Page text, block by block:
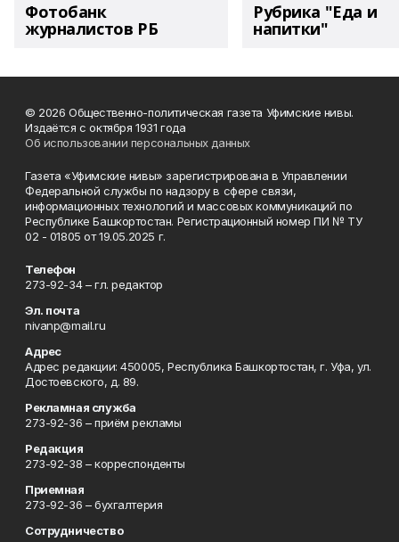
Фотобанк
журналистов РБ
Рубрика "Еда и
напитки"
© 2026 Общественно-политическая газета Уфимские нивы.
Издаётся с октября 1931 года
Об использовании персональных данных
Газета «Уфимские нивы» зарегистрирована в Управлении
Федеральной службы по надзору в сфере связи,
информационных технологий и массовых коммуникаций по
Республике Башкортостан. Регистрационный номер ПИ № ТУ
02 - 01805 от 19.05.2025 г.
Телефон
273-92-34 – гл. редактор
Эл. почта
nivanp@mail.ru
Адрес
Адрес редакции: 450005, Республика Башкортостан, г. Уфа, ул.
Достоевского, д. 89.
Рекламная служба
273-92-36 – приём рекламы
Редакция
273-92-38 – корреспонденты
Приемная
273-92-36 – бухгалтерия
Сотрудничество